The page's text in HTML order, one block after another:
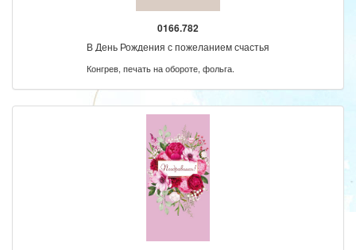
0166.782
В День Рождения с пожеланием счастья
Конгрев, печать на обороте, фольга.